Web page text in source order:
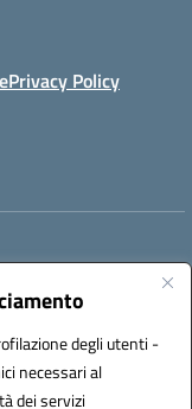
degli utenti -
necessari al
dei servizi
Privacy Policy
istsc_bree02200r